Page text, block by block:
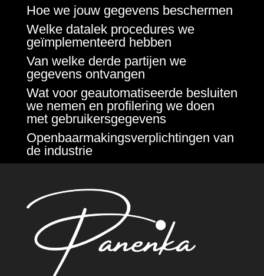
Hoe we jouw gegevens beschermen
Welke datalek procedures we
geïmplementeerd hebben
Van welke derde partijen we
gegevens ontvangen
Wat voor geautomatiseerde besluiten
we nemen en profilering we doen
met gebruikersgegevens
Openbaarmakingsverplichtingen van
de industrie